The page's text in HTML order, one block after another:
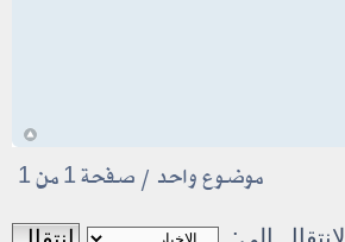
موضوع واحد • صفحة1من1